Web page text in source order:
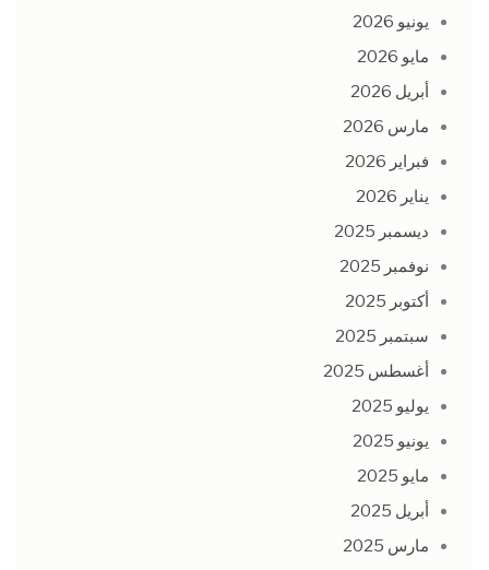
يونيو 2026
مايو 2026
أبريل 2026
مارس 2026
فبراير 2026
يناير 2026
ديسمبر 2025
نوفمبر 2025
أكتوبر 2025
سبتمبر 2025
أغسطس 2025
يوليو 2025
يونيو 2025
مايو 2025
أبريل 2025
مارس 2025